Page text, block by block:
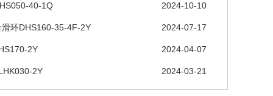
2024-10-10
40-1Q
2024-07-17
环DHS160-35-4F-2Y
2024-04-07
2Y
2024-03-21
2Y